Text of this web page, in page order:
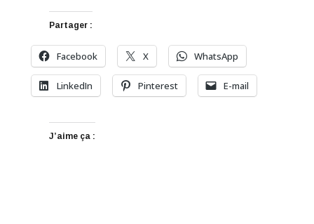
Partager :
Facebook X WhatsApp
LinkedIn Pinterest E-mail
J’aime ça :